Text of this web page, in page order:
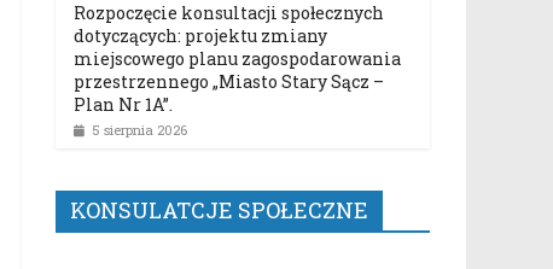
Rozpoczęcie konsultacji społecznych
dotyczących: projektu zmiany
miejscowego planu zagospodarowania
przestrzennego „Miasto Stary Sącz –
Plan Nr 1A”.
5 sierpnia 2026
KONSULATCJE SPOŁECZNE